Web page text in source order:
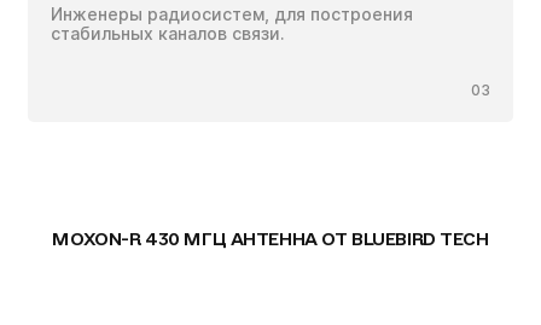
Инженеры радиосистем, для построения
стабильных каналов связи.
03
MOXON-R 430 МГЦ АНТЕННА ОТ BLUEBIRD TECH
Антенна MOXON-R 430 МГц